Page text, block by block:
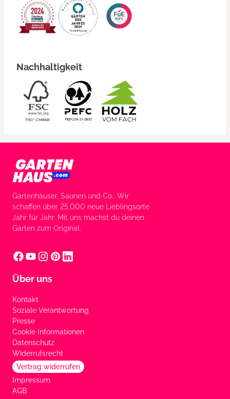
Nachhaltigkeit
Gartenhäuser, Saunen und Co.: Wir
schaffen über 25.000 neue Lieblingsorte
Jahr für Jahr. Mit uns machst du deinen
Garten zum Original.
Über uns
Kontakt
Soziale Verantwortung
Presse
Cookie Informationen
Datenschutz
Widerrufsrecht
Vertrag widerrufen
Impressum
AGB